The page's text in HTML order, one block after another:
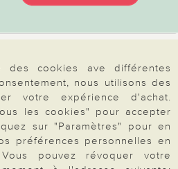
des cookies ave différentes
nous utilisons des
votre expérience d'achat.
les cookies" pour accepter
sur "Paramètres" pour en
préférences personnelles en
pouvez révoquer votre